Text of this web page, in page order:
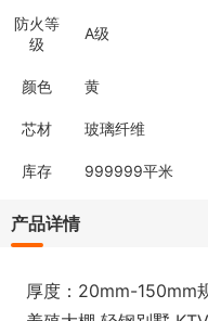
防火等
级
A级
颜色 黄
芯材 玻璃纤维
库存 999999平米
产品详情
厚度：20mm-150mm